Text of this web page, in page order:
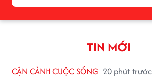
TIN MỚI
CẬN CẢNH CUỘC SỐNG 20 phút trước